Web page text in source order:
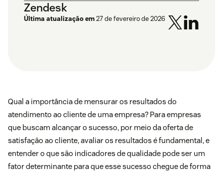
Zendesk
Última atualização em27 de fevereiro de 2026
Qual a importância de mensurar os resultados do
atendimento ao cliente de uma empresa? Para empresas
que buscam alcançar o sucesso, por meio da oferta de
satisfação ao cliente, avaliar os resultados é fundamental, e
entender o que são indicadores de qualidade pode ser um
fator determinante para que esse sucesso chegue de forma